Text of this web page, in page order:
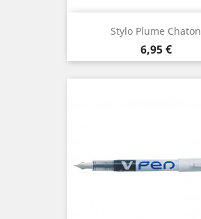
Stylo Plume Chaton
Prix
6,95 €